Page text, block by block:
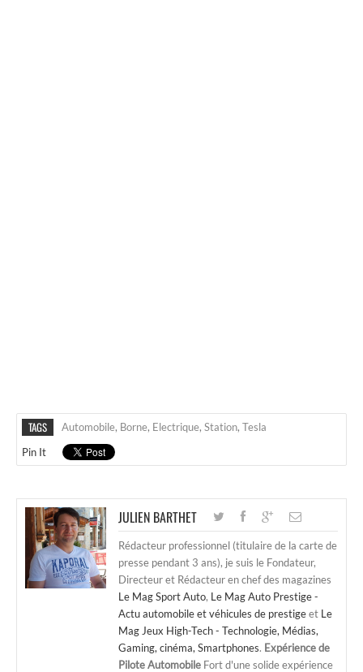
TAGS Automobile, Borne, Electrique, Station, Tesla
Pin It
JULIEN BARTHET
Rédacteur professionnel (titulaire de la carte de
presse pendant 3 ans), je suis le Fondateur,
Directeur et Rédacteur en chef des magazines
Le Mag Sport Auto, Le Mag Auto Prestige -
Actu automobile et véhicules de prestigeet Le
Mag Jeux High-Tech - Technologie, Médias,
Gaming, cinéma, Smartphones. Expérience de
Pilote Automobile Fort d'une solide expérience